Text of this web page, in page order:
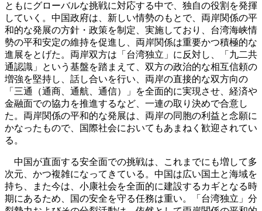
ともにグローバルな挑戦に対応する中で、独自の役割を発揮
していく。中国政府は、新しい情勢のもとで、両岸関係の平
和的な発展の方針・政策を制定、実施しており、台湾海峡情
勢の平和安定の維持を促進し、両岸関係は重要かつ積極的な
進展をとげた。両岸双方は「台湾独立」に反対し、「九二共
通認識」という基盤を踏まえて、双方の政治的な相互信頼の
増強を堅持し、話し合いを行い、両岸の直接的な双方向の
「三通（通商、通航、通信）」を全面的に実現させ、経済や
金融面での協力を推進するなど、一連の取り決めで合意し
た。両岸関係の平和的な発展は、両岸の同胞の利益と念願に
かなったもので、国際社会においてもあまねく歓迎されてい
る。
中国が直面する安全面での挑戦は、これまでにも増して多
次元、かつ複雑になってきている。中国は広い国土と海域を
持ち、また今は、小康社会を全面的に建設するカギとなる時
期にあるため、国の安全を守る任務は重い。「台湾独立」分